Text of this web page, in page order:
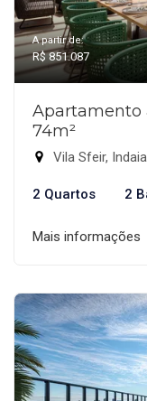
A partir de:
R$ 851.087
Apartamento
74m²
Vila Sfeir,
2 Quartos 2
Mais informações